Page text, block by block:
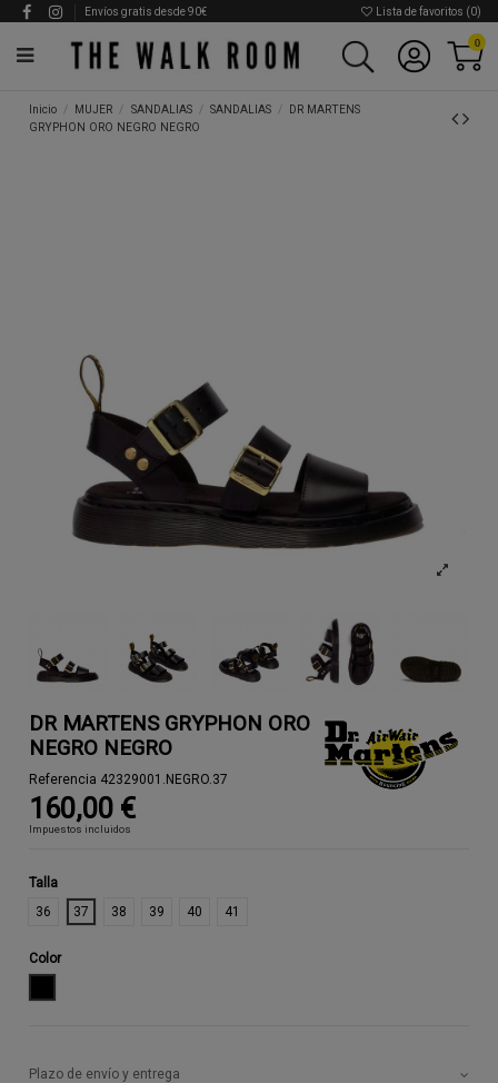
Envíos gratis desde 90€ Lista de favoritos (0)
0
Inicio MUJER SANDALIAS SANDALIAS
DR MARTENS
GRYPHON ORO NEGRO NEGRO
DR MARTENS GRYPHON ORO
NEGRO NEGRO
Referencia 42329001.NEGRO.37
160,00 €
Impuestos incluidos
Talla
36
37 38 39 40 41
Color
Plazo de envío y entrega